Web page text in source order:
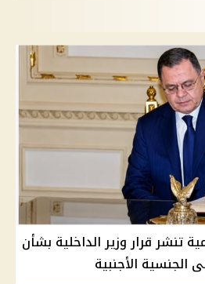
تنشر قرار وزير الداخلية بشأن